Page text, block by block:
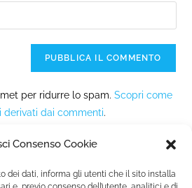
Consenso Cookie
dei dati, informa gli utenti che il sito installa
per ridurre lo spam.Scopri come
derivati dai commenti.